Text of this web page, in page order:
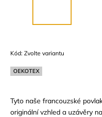
Kód: Zvolte variantu
OEKOTEX
Tyto naše francouzské
originální vzhled a uzávěry